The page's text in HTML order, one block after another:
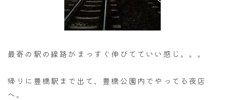
最寄の駅の線路がまっすぐ伸びてていい感じ。。。
帰りに豊橋駅まで出て、豊橋公園内でやってる夜店
へ。